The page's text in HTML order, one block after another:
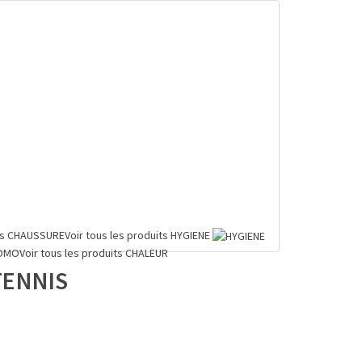
CHAUSSUREVoir tous les produits HYGIENE
Voir tous les produitsCHALEUR